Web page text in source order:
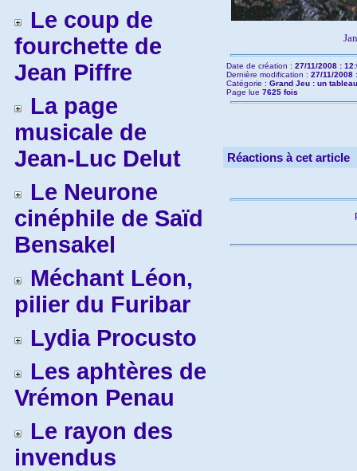
Le coup de
fourchette de
Jean Piffre
La page
musicale de
Jean-Luc Delut
Le Neurone
cinéphile de Saïd
Bensakel
Méchant Léon,
pilier du Furibar
Lydia Procusto
Les aphtères de
Vrémon Penau
Le rayon des
invendus
Date de création : 27/11/2008 :
Dernière modification : 27/11/2008
Catégorie : Grand Jeu : un
Page lue 7625 fois
Réactions à cet article